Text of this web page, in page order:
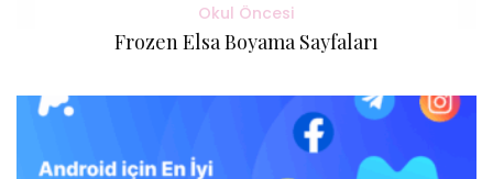
Okul Öncesi
Frozen Elsa Boyama Sayfaları